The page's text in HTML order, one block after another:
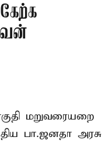
மறுவரையறை
பா.ஜனதா அரசு